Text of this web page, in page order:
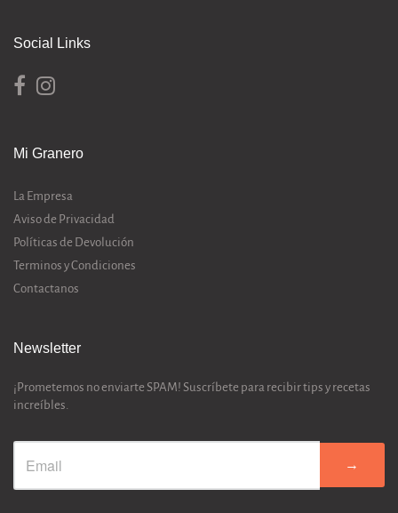
Social Links
Mi Granero
La Empresa
Aviso de Privacidad
Políticas de Devolución
Terminos y Condiciones
Contactanos
Newsletter
¡Prometemos no enviarte SPAM! Suscríbete para recibir tips y recetas
increíbles.
→